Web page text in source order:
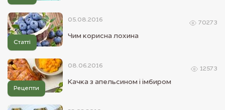
05.08.2016
Статті
Чим корисна лохина
70273
08.06.2016
Рецепти
Качка з апельсином і імбиром
12573